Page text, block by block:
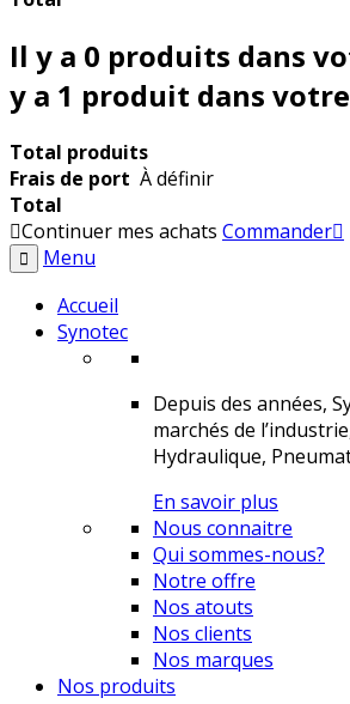
Il y a 0 produits dans
y a 1 produit dans
Total produits
Frais de port À définir
Total
Continuer mes achats Commander
Menu
Accueil
Synotec
Depuis des années,
marchés de
Hydraulique,
En savoir plus
Nous connaitre
Qui sommes-nous?
Notre offre
Nos atouts
Nos clients
Nos marques
Nos produits